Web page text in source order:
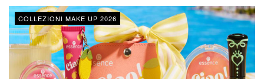
COLLEZIONI MAKE UP 2026